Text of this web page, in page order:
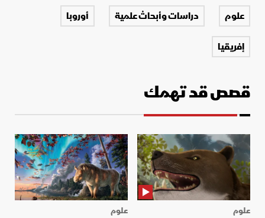
علوم دراسات وأبحاث علمية
أوروبا
إفريقيا
قصص قد تهمك
علوم
علوم